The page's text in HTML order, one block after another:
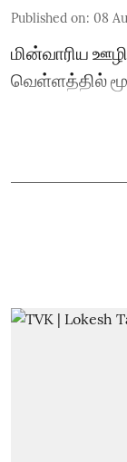
Published on: 08
மின்வாரிய
வெள்ளத்தில்